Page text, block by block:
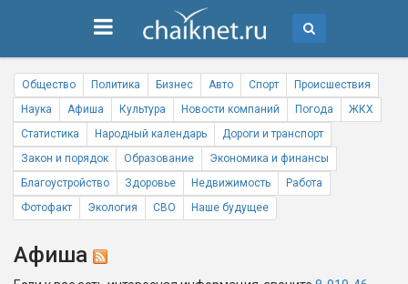
Общество Политика Бизнес Авто Спорт
Происшествия
Наука
Афиша Культура Новости компаний Погода
ЖКХ
Статистика
Народный календарь
Дороги и транспорт
Закон и порядок
Образование
Экономика и финансы
Благоустройство
Здоровье Недвижимость
Работа
Фотофакт
Экология СВО Наше будущее
Афиша